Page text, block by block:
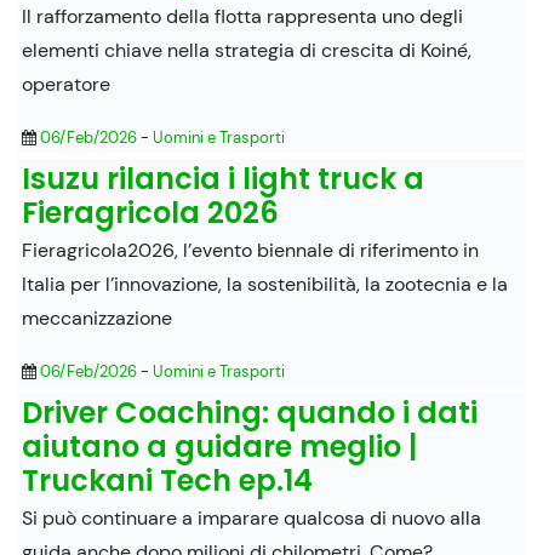
Il rafforzamento della flotta rappresenta uno degli
elementi chiave nella strategia di crescita di Koiné,
operatore
06/Feb/2026- Uomini e Trasporti
Isuzu rilancia i light truck a
Fieragricola 2026
Fieragricola2026, l’evento biennale di riferimento in
Italia per l’innovazione, la sostenibilità, la zootecnia e la
meccanizzazione
06/Feb/2026- Uomini e Trasporti
Driver Coaching: quando i dati
aiutano a guidare meglio |
Truckani Tech ep.14
Si può continuare a imparare qualcosa di nuovo alla